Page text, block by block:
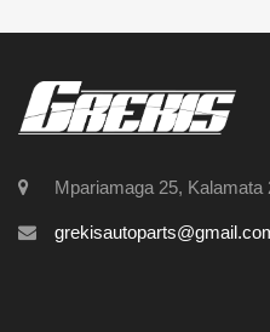
Mpariamaga 25, Kalamata